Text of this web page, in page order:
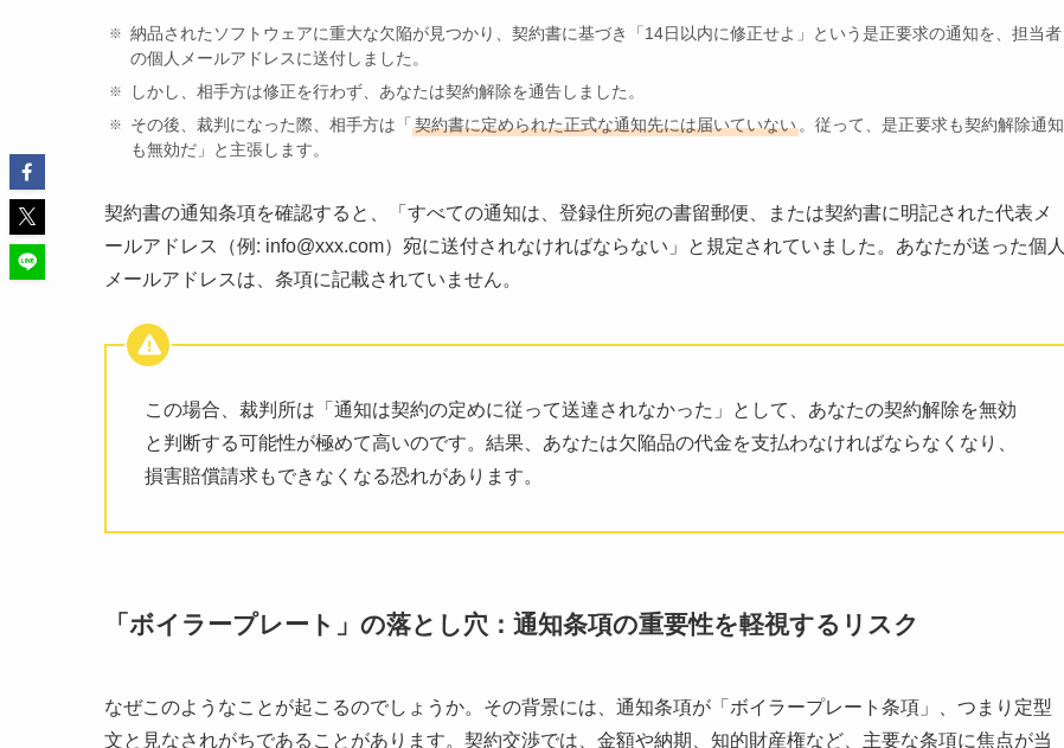
納品されたソフトウェアに重大な欠陥が見つかり、契約書に基づき「14日以内に修正せよ」という是正要求の通知を、担当者
の個人メールアドレスに送付しました。
しかし、相手方は修正を行わず、あなたは契約解除を通告しました。
その後、裁判になった際、相手方は「 契約書に定められた正式な通知先には届いていない。従って、是正要求も契約解除通知
も無効だ」と主張します。
契約書の通知条項を確認すると、「すべての通知は、登録住所宛の書留郵便、または契約書に明記された代表メ
ールアドレス（例: info@xxx.com）宛に送付されなければならない」と規定されていました。あなたが送った個人
メールアドレスは、条項に記載されていません。
この場合、裁判所は「通知は契約の定めに従って送達されなかった」として、あなたの契約解除を無効
と判断する可能性が極めて高いのです。結果、あなたは欠陥品の代金を支払わなければならなくなり、
損害賠償請求もできなくなる恐れがあります。
「ボイラープレート」の落とし穴：通知条項の重要性を軽視するリスク
なぜこのようなことが起こるのでしょうか。その背景には、通知条項が「ボイラープレート条項」、つまり定型
文と見なされがちであることがあります。契約交渉では、金額や納期、知的財産権など、主要な条項に焦点が当